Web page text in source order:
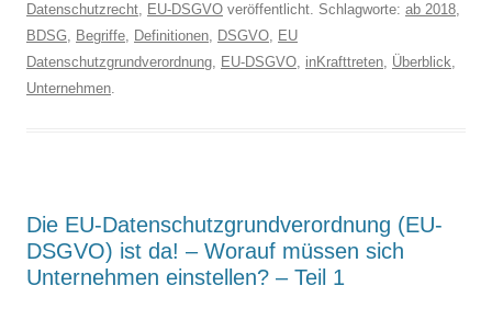
Datenschutzrecht, EU-DSGVO veröffentlicht. Schlagworte: ab 2018,
BDSG, Begriffe, Definitionen, DSGVO, EU
Datenschutzgrundverordnung, EU-DSGVO, inKrafttreten, Überblick,
Unternehmen.
Die EU-Datenschutzgrundverordnung (EU-
DSGVO) ist da! – Worauf müssen sich
Unternehmen einstellen? – Teil 1